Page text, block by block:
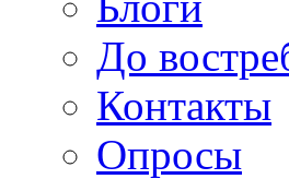
До
Контакты
Опросы